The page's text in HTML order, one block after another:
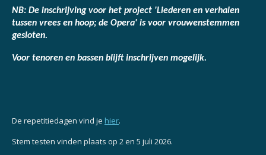
NB: De inschrijving voor het project 'Liederen en verhalen
tussen vrees en hoop; de Opera' is voor vrouwenstemmen
gesloten.
Voor tenoren en bassen blijft inschrijven mogelijk.
De repetitiedagen vind je hier.
Stem testen vinden plaats op 2 en 5 juli 2026.